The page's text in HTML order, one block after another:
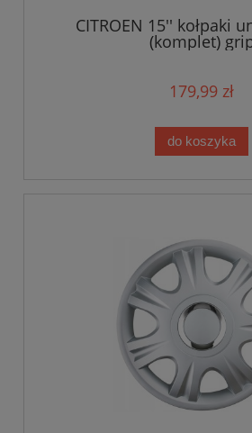
CITROEN 15'' kołpaki
(komplet)
179,99 zł
do koszyka